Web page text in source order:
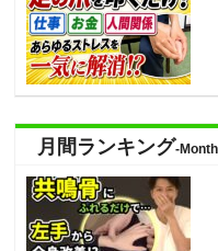
月間ランキング-